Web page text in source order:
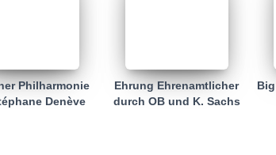
Philharmonie
Denève
Ehrung Ehrenamtlicher
durch OB und K. Sachs